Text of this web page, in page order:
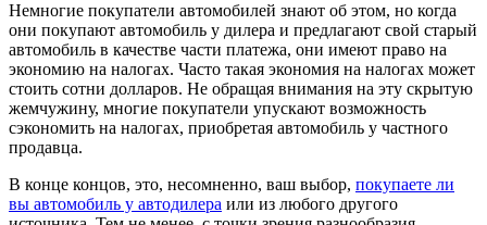
Немногие покупатели автомобилей знают об этом, но когда
они покупают автомобиль у дилера и предлагают свой старый
автомобиль в качестве части платежа, они имеют право на
экономию на налогах. Часто такая экономия на налогах может
стоить сотни долларов. Не обращая внимания на эту скрытую
жемчужину, многие покупатели упускают возможность
сэкономить на налогах, приобретая автомобиль у частного
продавца.
В конце концов, это, несомненно, ваш выбор, покупаете ли
вы автомобиль у автодилера или из любого другого